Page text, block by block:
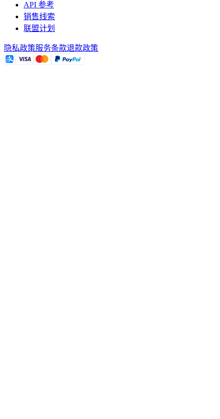
API 参考
销售线索
联盟计划
隐私政策服务条款退款政策